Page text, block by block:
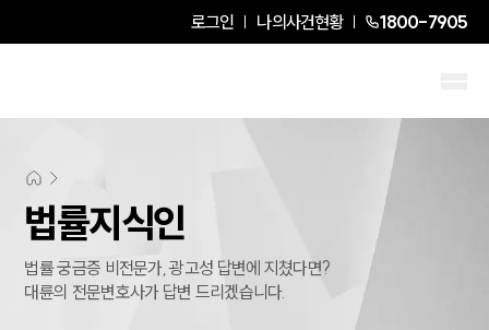
로그인 나의사건현황 1800-7905
법률지식인
법률 궁금증 비전문가, 광고성 답변에 지쳤다면?
대륜의 전문변호사가 답변 드리겠습니다.